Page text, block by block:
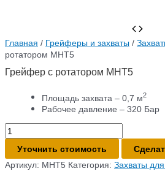
Главная / Грейферы и захваты /
ротатором MHT5
Грейфер с ротатором MHT5
Площадь захвата – 0,7 м2
Рабочее давление – 320 Бар
Количество
товара
Грейфер
с
Уточнить стоимость
Артикул: MHT5 Категория: Захваты